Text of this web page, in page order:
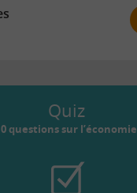
Quiz
questions sur l’économie